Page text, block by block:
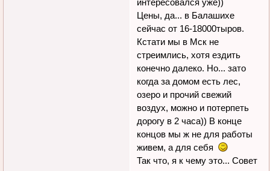
интересовался уже))
Цены, да... в Балашихе
сейчас от 16-18000тыров.
Кстати мы в Мск не
стреимлись, хотя ездить
конечно далеко. Но... зато
когда за домом есть лес,
озеро и прочий свежий
воздух, можно и потерпеть
дорогу в 2 часа)) В конце
концов мы ж не для работы
живем, а для себя
Так что, я к чему это... Совет